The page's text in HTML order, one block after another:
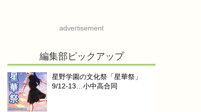
advertisement
編集部ピックアップ
星野学園の文化祭「星華祭」
9/12-13…小中高合同